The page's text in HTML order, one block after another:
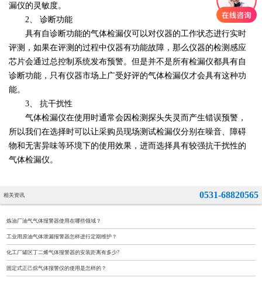
漏仪的灵敏度。
2、 诊断功能
具有自诊断功能的气体检漏仪可以对仪器的工作状态进行实时
评测，如果在评测的过程中仪器有功能故障，那么仪器的检测感应
芯片会通过总控制系统发布预警。但是并不是所有检漏仪都具有自
诊断功能，只有仪器市场上广受好评的气体检漏仪才会具有这种功
能。
3、 抗干扰性
气体检漏仪在使用时通常会因检测探头失灵而产生错误预警，
所以我们在选择时可以让采购员现场测试检漏仪分别在噪音、障碍
物和无害异味等环境下的使用效果，进而选择具有较强抗干扰性的
气体检漏仪。
相关资讯 0531-68820565
炼油厂油气气体报警器使用在哪些领域？
工业用原油气体泄漏报警器怎样进行定期维护？
化工厂罐区丁二烯气体报警器的安装距离有多少?
固定式正己烷气体报警仪的使用是怎样的？